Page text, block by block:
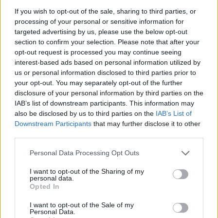
If you wish to opt-out of the sale, sharing to third parties, or
processing of your personal or sensitive information for
targeted advertising by us, please use the below opt-out
section to confirm your selection. Please note that after your
opt-out request is processed you may continue seeing
interest-based ads based on personal information utilized by
us or personal information disclosed to third parties prior to
your opt-out. You may separately opt-out of the further
disclosure of your personal information by third parties on the
IAB’s list of downstream participants. This information may
also be disclosed by us to third parties on the IAB’s List of
Downstream Participants that may further disclose it to other
Please note that this website/app uses one or more Google
not limited to your visit or usage behaviour. You may click to
grant or deny consent to Google and its third-party tags to
use your data for below specified purposes in below Google
consent section.
Personal Data Processing Opt Outs
I want to opt-out of the Sharing of my
personal data.
Opted In
I want to opt-out of the Sale of my
Personal Data.
caviale e sabbia rubata
Migliori cliniche di estetica medicale avanzata
in Europa: classifica dei 5 centri di riferimento
pe…
Incendi, a San Pasquale arriva il Campo Base:
l’inaugurazione
Andrea Mura conquista Palau: grande
partecipazione per il suo racconto